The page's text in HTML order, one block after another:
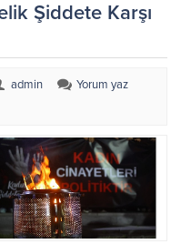
Şiddete Karşı
admin
Yorum yaz